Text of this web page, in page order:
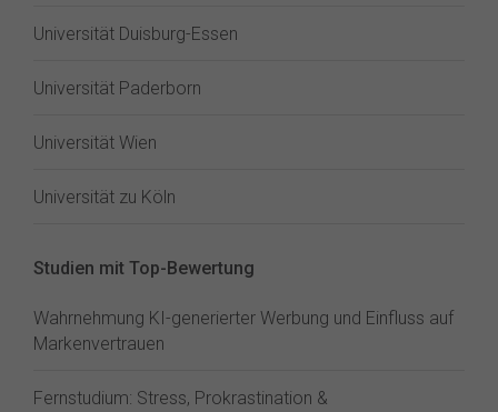
Universität Duisburg-Essen
Universität Paderborn
Universität Wien
Universität zu Köln
Studien mit Top-Bewertung
Wahrnehmung KI-generierter Werbung und Einfluss auf
Markenvertrauen
Fernstudium: Stress, Prokrastination &